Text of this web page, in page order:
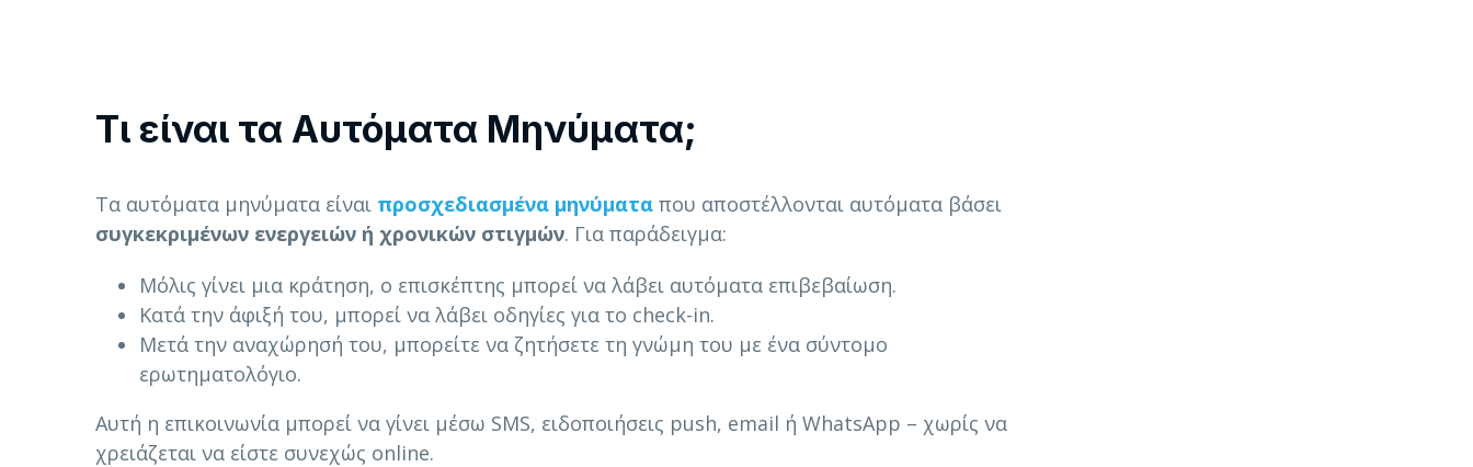
Τι είναι τα Αυτόματα Μηνύματα;
Τα αυτόματα μηνύματα είναι προσχεδιασμένα μηνύματα που αποστέλλονται αυτόματα βάσει
συγκεκριμένων ενεργειών ή χρονικών στιγμών. Για παράδειγμα:
Μόλις γίνει μια κράτηση, ο επισκέπτης μπορεί να λάβει αυτόματα επιβεβαίωση.
Κατά την άφιξή του, μπορεί να λάβει οδηγίες για το check-in.
Μετά την αναχώρησή του, μπορείτε να ζητήσετε τη γνώμη του με ένα σύντομο
ερωτηματολόγιο.
Αυτή η επικοινωνία μπορεί να γίνει μέσω SMS, ειδοποιήσεις push, email ή WhatsApp – χωρίς να
χρειάζεται να είστε συνεχώς online.